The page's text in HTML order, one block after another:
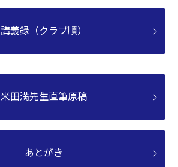
講義録（クラブ順）
米田満先生直筆原稿
あとがき